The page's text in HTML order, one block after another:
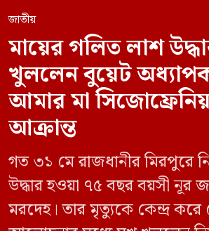
জাতীয়
মায়ের গলিত লাশ
খুললেন বুয়েট
আমার মা
আক্রান্ত
গত ৩১ মে রাজধানীর মিরপুরে
উদ্ধার হওয়া ৭৫ বছর বয়সী নূর
মরদেহ। তার মৃত্যুকে কেন্দ্র